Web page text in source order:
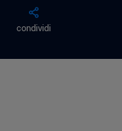
condividi